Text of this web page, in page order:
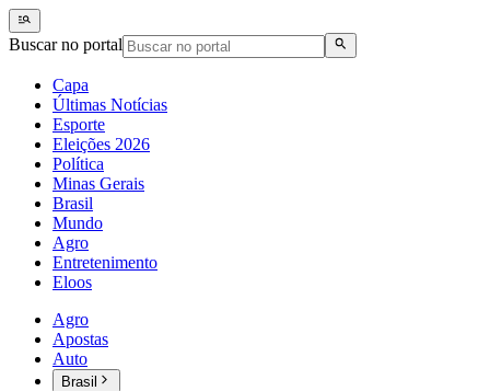
Buscar no portal
Capa
Últimas Notícias
Esporte
Eleições 2026
Política
Minas Gerais
Brasil
Mundo
Agro
Entretenimento
Eloos
Agro
Apostas
Auto
Brasil